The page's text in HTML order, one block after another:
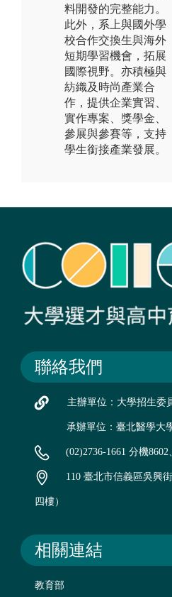
料開發的完整能力。
此外，系上與國外學
校合作交換生與海外
短期學習機會，拓展
國際視野。亦積極與
紡織及時尚產業合
作，提供企業實習、
實作專案、獎學金、
參展與參賽等，支持
學生銜接產業發展。
聯絡我們
主辦單位：大學招生委
承辦單位：臺北醫學大
(02)2736-1661 分機8602
110 臺北市信義區吳興
四樓）
相關連結
教育部